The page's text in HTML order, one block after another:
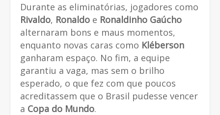
Durante as eliminatórias, jogadores como
Rivaldo, Ronaldo e Ronaldinho Gaúcho
alternaram bons e maus momentos,
enquanto novas caras como Kléberson
ganharam espaço. No fim, a equipe
garantiu a vaga, mas sem o brilho
esperado, o que fez com que poucos
acreditassem que o Brasil pudesse vencer
a Copa do Mundo.